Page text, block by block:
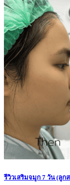
รีวิวเสริมจมูก 7 วัน (ลู